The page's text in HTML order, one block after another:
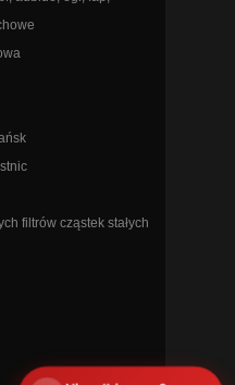
filtrów cząstek stałych